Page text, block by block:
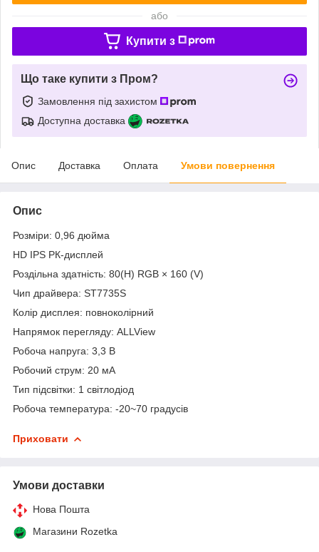
або
Купити з
Що таке купити з Пром?
Замовлення під захистом
Доступна доставка
Опис Доставка Оплата Умови повернення
Опис
Розміри: 0,96 дюйма
HD IPS РК-дисплей
Роздільна здатність: 80(H) RGB × 160 (V)
Чип драйвера: ST7735S
Колір дисплея: повноколірний
Напрямок перегляду: ALLView
Робоча напруга: 3,3 В
Робочий струм: 20 мА
Тип підсвітки: 1 світлодіод
Робоча температура: -20~70 градусів
Приховати
Умови доставки
Нова Пошта
Магазини Rozetka